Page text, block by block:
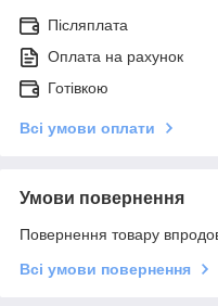
Післяплата
Оплата на рахунок
Готівкою
Всі умови оплати
Умови повернення
Повернення товару
Всі умови повернення